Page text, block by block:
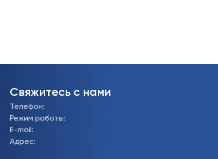
Свяжитесь с нами
Телефон:
Режим работы:
E-mail :
Адрес: